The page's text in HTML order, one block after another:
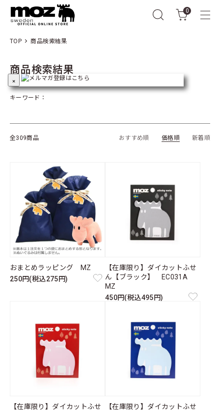
0
TOP 商品検索結果
商品検索結果
キーワード：
全309商品 おすすめ順 価格順 新着順
おまとめラッピング MZ
250円(税込275円)
【在庫限り】ダイカットふせ
ん【ブラック】 EC031A
MZ
450円(税込495円)
【在庫限り】ダイカットふせ
【在庫限り】ダイカットふせ
×